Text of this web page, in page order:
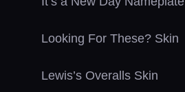
Looking For These? Skin
Lewis’s Overalls Skin